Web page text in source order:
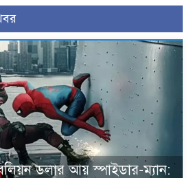
ডলার আয় স্পাইডার-ম্যান: